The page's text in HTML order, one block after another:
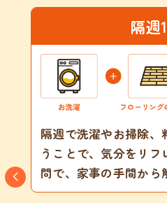
隔週
隔週で洗濯やお掃除、
うことで、気分をリ
問で、家事の手間か